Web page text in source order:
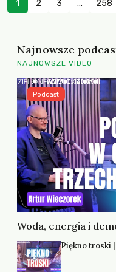
1 2 3 … 258
Najnowsze
NAJNOWSZE VIDEO
Woda, energia i
Podcast
Piękno troski